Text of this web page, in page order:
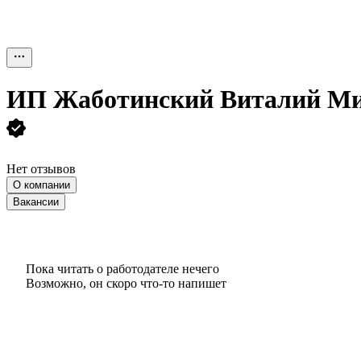
ИП Жаботинский Виталий
Нет отзывов
О компании
Вакансии
Пока читать о работодателе нечего
Возможно, он скоро что‑то напишет